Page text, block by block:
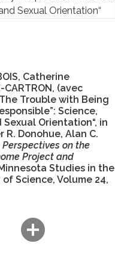
Catherine
CARTRON, (avec
Trouble with Being
Science,
Sexual Orientation“, in
R. Donohue, Alan C.
Perspectives on the
Project and
Studies in the
of Science, Volume 24,
add_circle